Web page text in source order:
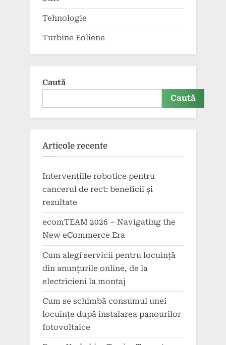
Tehnologie
Turbine Eoliene
Caută
Caută
Articole recente
Intervențiile robotice pentru
cancerul de rect: beneficii și
rezultate
ecomTEAM 2026 – Navigating the
New eCommerce Era
Cum alegi servicii pentru locuință
din anunțurile online, de la
electricieni la montaj
Cum se schimbă consumul unei
locuințe după instalarea panourilor
fotovoltaice